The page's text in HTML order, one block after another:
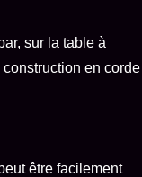
sur la table à
en corde
être facilement